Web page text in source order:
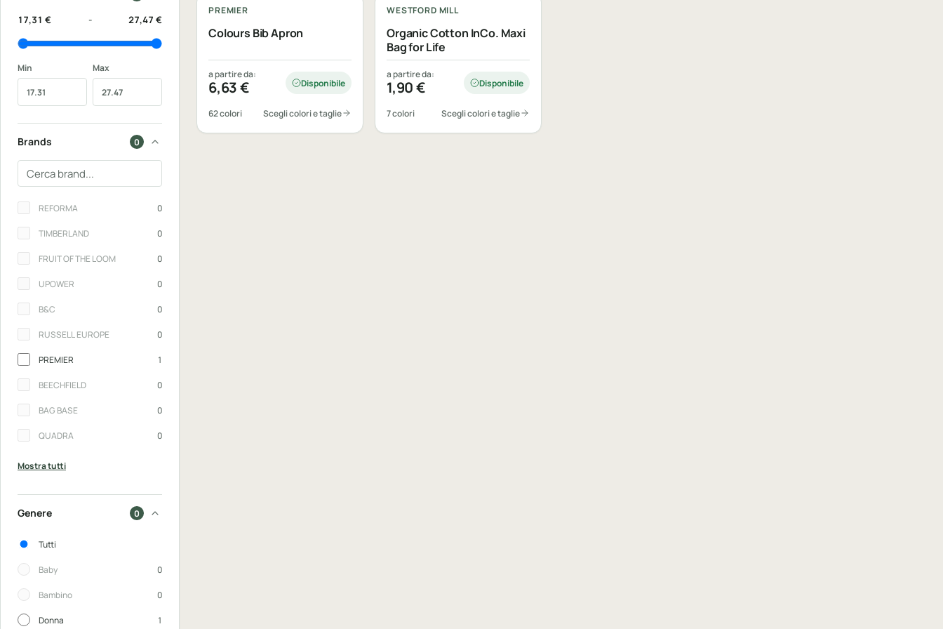
17,31 € - 27,47 €
Min Max
Brands 0
Cerca un brand
BrandsREFORMA 0
TIMBERLAND 0
FRUIT OF THE LOOM 0
UPOWER 0
B&C 0
RUSSELL EUROPE 0
PREMIER 1
BEECHFIELD 0
BAG BASE 0
QUADRA 0
Mostra tutti
Genere 0
Genere
Tutti
Baby 0
Bambino 0
Donna 1
PREMIER
Colours Bib Apron
a partire da:
6,63€ Disponibile
62 colori Scegli colori e taglie
WESTFORD MILL
Organic Cotton InCo. Maxi
Bag for Life
a partire da:
1,90€ Disponibile
7 colori Scegli colori e taglie